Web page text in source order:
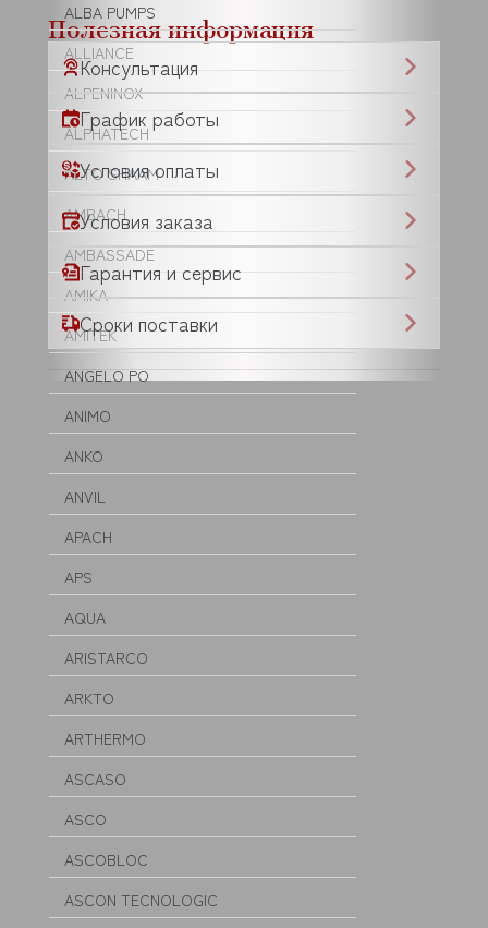
ALBA PUMPS
ALLIANCE
ALPENINOX
ALPHATECH
ALTO SHAAM
AMBACH
AMBASSADE
AMIKA
AMITEK
ANGELO PO
ANIMO
ANKO
ANVIL
APACH
APS
AQUA
ARISTARCO
ARKTO
ARTHERMO
ASCASO
ASCO
ASCOBLOC
ASCON TECNOLOGIC
Полезная информация
Консультация
График работы
Условия оплаты
Условия заказа
Гарантия и сервис
Сроки поставки